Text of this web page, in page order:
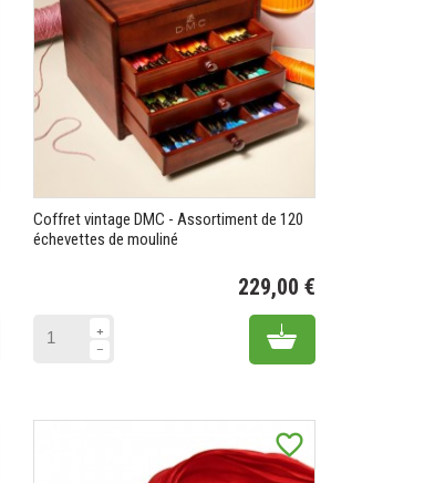
Coffret vintage DMC - Assortiment de 120
échevettes de mouliné
229,00 €
Add to cart
favorite_border